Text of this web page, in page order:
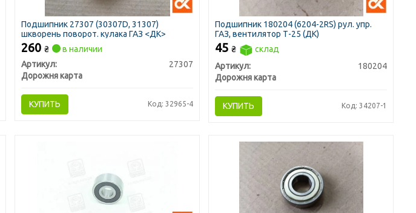
Подшипник 27307 (30307D, 31307)
шкворень поворот. кулака ГАЗ <ДК>
260₴
в наличии
Артикул:
27307
Дорожня карта
КУПИТЬ Код: 32965-4
Подшипник 180204 (6204-2RS) рул. упр.
ГАЗ, вентилятор Т-25 (ДК)
45₴
склад
Артикул:
180204
Дорожня карта
КУПИТЬ Код: 34207-1